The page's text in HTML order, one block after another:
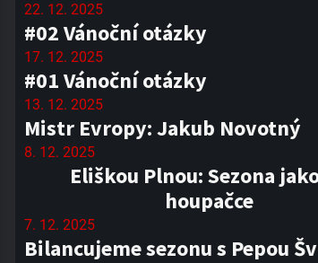
22. 12. 2025
#02 Vánoční otázky
17. 12. 2025
#01 Vánoční otázky
13. 12. 2025
Mistr Evropy: Jakub Novotný
8. 12. 2025
Eliškou Plnou: Sezona
houpačce
7. 12. 2025
Bilancujeme sezonu s Pepou